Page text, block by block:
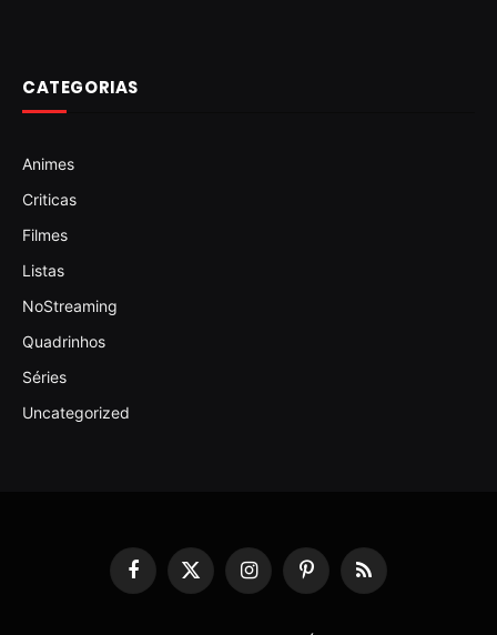
CATEGORIAS
Animes
Criticas
Filmes
Listas
NoStreaming
Quadrinhos
Séries
Uncategorized
Facebook
X
InstagramPinterestRSS